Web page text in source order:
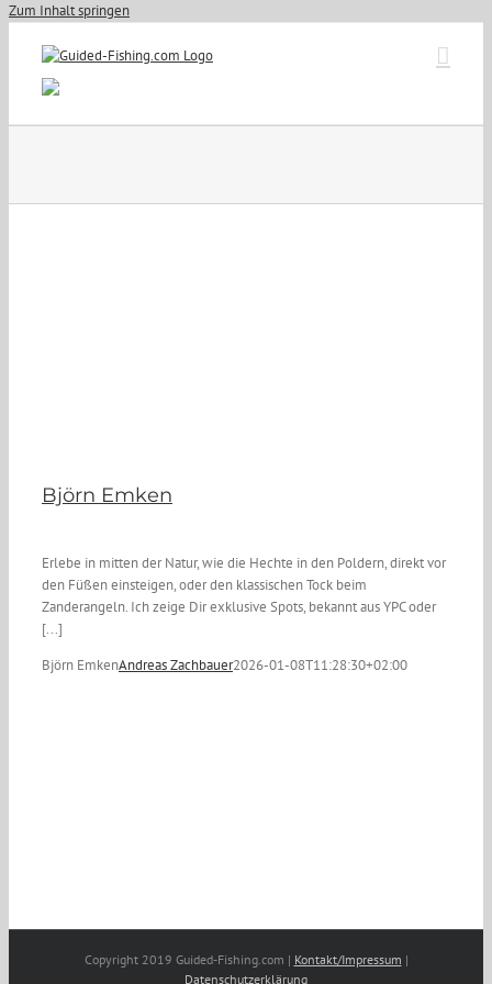
Zum Inhalt springen
Björn Emken
Erlebe in mitten der Natur, wie die Hechte in den Poldern, direkt vor
den Füßen einsteigen, oder den klassischen Tock beim
Zanderangeln. Ich zeige Dir exklusive Spots, bekannt aus YPC oder
[...]
Björn EmkenAndreas Zachbauer2026-01-08T11:28:30+02:00
Copyright 2019 Guided-Fishing.com | Kontakt/Impressum |
Datenschutzerklärung